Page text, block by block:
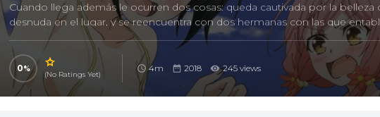
Cuando llega además le ocurren dos cosas: queda cautivada por la belleza
desnuda en el lugar, y se reencuentra con dos hermanas con las que
una niña, ¡y una la aprieta contra su pecho!
Love to Lie Angle, Tachibanakan To Lie Angle, 立花館To Lieあんぐる
0
(No Ratings Yet)
4m 2018 245 views